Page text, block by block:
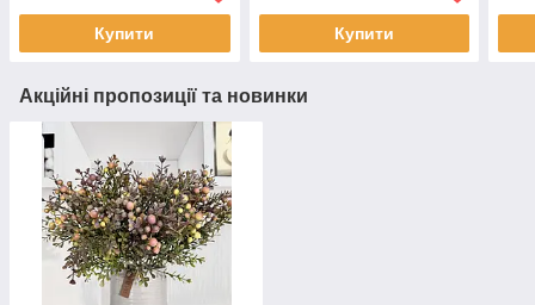
Купити Купити
Акційні пропозиції та новинки